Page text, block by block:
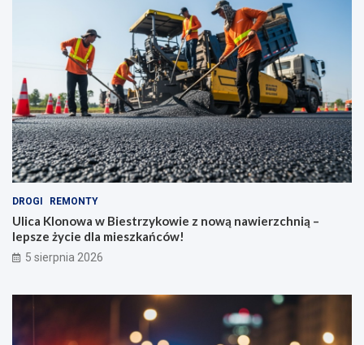
DROGI REMONTY
Ulica Klonowa w Biestrzykowie z nową nawierzchnią –
lepsze życie dla mieszkańców!
5 sierpnia 2026